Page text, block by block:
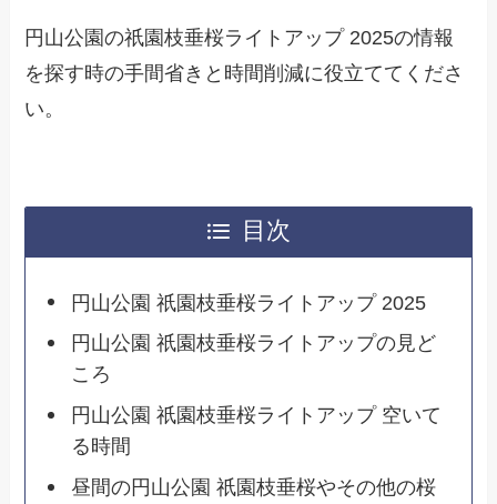
円山公園の祇園枝垂桜ライトアップ 2025の情報
を探す時の手間省きと時間削減に役立ててくださ
い。
目次
円山公園 祇園枝垂桜ライトアップ 2025
円山公園 祇園枝垂桜ライトアップの見ど
ころ
円山公園 祇園枝垂桜ライトアップ 空いて
る時間
昼間の円山公園 祇園枝垂桜やその他の桜